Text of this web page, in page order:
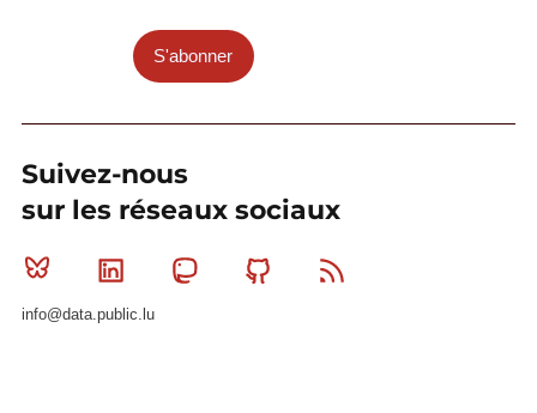
S'abonner
Suivez-nous
sur les réseaux sociaux
Bluesky Linkedin MastodonGithub
info@data.public.lu